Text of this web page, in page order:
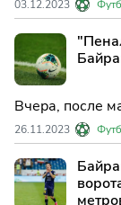
ЦСКА и
объявили свои
встречей.
03.12.2023
Вчера, после
футбольной
"Ростов" и
Байрамян
пенальти.
26.11.2023